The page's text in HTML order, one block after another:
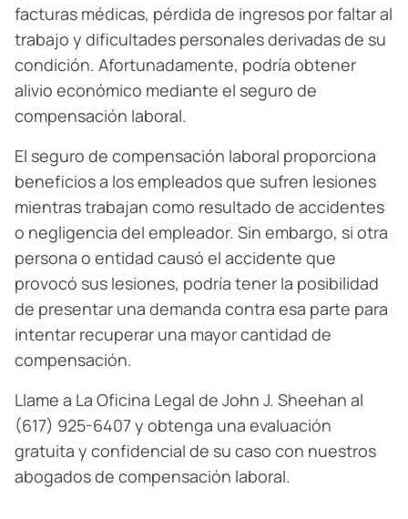
facturas médicas, pérdida de ingresos por faltar al
trabajo y dificultades personales derivadas de su
condición. Afortunadamente, podría obtener
alivio económico mediante el seguro de
compensación laboral.
El seguro de compensación laboral proporciona
beneficios a los empleados que sufren lesiones
mientras trabajan como resultado de accidentes
o negligencia del empleador. Sin embargo, si otra
persona o entidad causó el accidente que
provocó sus lesiones, podría tener la posibilidad
de presentar una demanda contra esa parte para
intentar recuperar una mayor cantidad de
compensación.
Llame a La Oficina Legal de John J. Sheehan al
(617) 925-6407 y obtenga una evaluación
gratuita y confidencial de su caso con nuestros
abogados de compensación laboral.